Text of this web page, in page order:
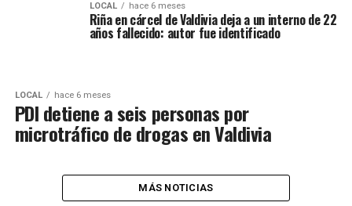
LOCAL hace 6 meses
Riña en cárcel de Valdivia deja a un interno de 22
años fallecido: autor fue identificado
LOCAL hace 6 meses
PDI detiene a seis personas por
microtráfico de drogas en Valdivia
MÁS NOTICIAS